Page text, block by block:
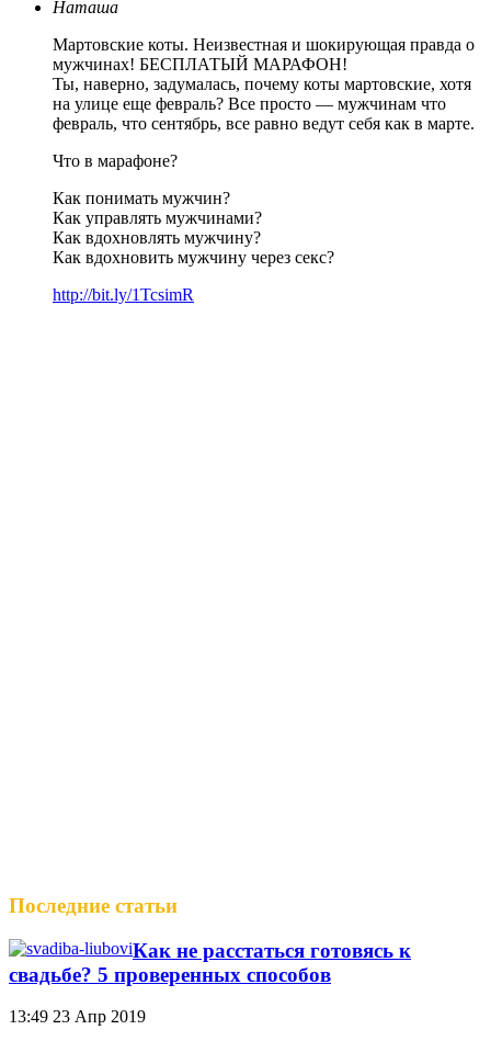
Наташа
Мартовские коты. Неизвестная и шокирующая правда о
мужчинах! БЕСПЛАТЫЙ МАРАФОН!
Ты, наверно, задумалась, почему коты мартовские, хотя
на улице еще февраль? Все просто — мужчинам что
февраль, что сентябрь, все равно ведут себя как в марте.
Что в марафоне?
Как понимать мужчин?
Как управлять мужчинами?
Как вдохновлять мужчину?
Как вдохновить мужчину через секс?
http://bit.ly/1TcsimR
Последние статьи
Как не расстаться готовясь к
свадьбе? 5 проверенных способов
13:49 23 Апр 2019